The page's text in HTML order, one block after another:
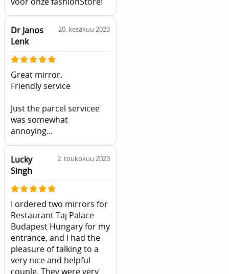
Dr Janos
Lenk
20. kesäkuu 2023
Great mirror.
Friendly service
Just the parcel servicee
was somewhat
annoying...
Lucky
Singh
2. toukokuu 2023
I ordered two mirrors for
Restaurant Taj Palace
Budapest Hungary for my
entrance, and I had the
pleasure of talking to a
very nice and helpful
couple. They were very